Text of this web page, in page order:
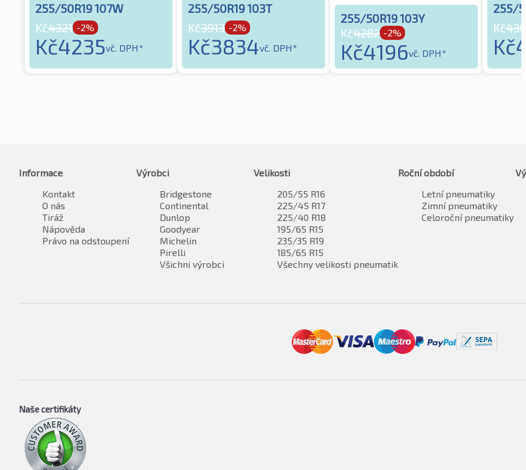
255/50R19 107W
Kč4321 -2%
Kč4235vč. DPH*
255/50R19 103T
Kč3913 -2%
Kč3834vč. DPH*
255/50R19 103Y
Kč4282 -2%
Kč4196vč. DPH*
255/
Kč4309
Kč
Informace
Kontakt
O nás
Tiráž
Nápověda
Právo na odstoupení
Výrobci
Bridgestone
Continental
Dunlop
Goodyear
Michelin
Pirelli
Všichni výrobci
Velikosti
205/55 R16
225/45 R17
225/40 R18
195/65 R15
235/35 R19
185/65 R15
Všechny velikosti pneumatik
Roční období
Letní pneumatiky
Zimní pneumatiky
Celoroční pneumatiky
Naše certifikáty